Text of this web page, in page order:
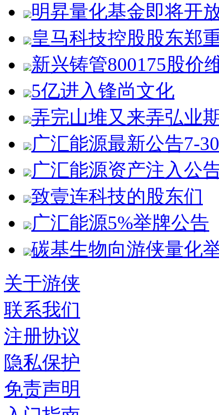
明昇量化基金即将开
皇马科技控股股东郑
新兴铸管800175股价
5亿进入锋尚文化
弄完山堆又来弄弘业
广汇能源最新公告7-30
广汇能源资产注入公
致壹连科技的股东们
广汇能源5%举牌公告
碳基生物向游侠量化
关于游侠
联系我们
注册协议
隐私保护
免责声明